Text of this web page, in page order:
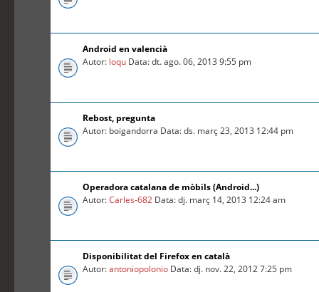
Android en valencià
Autor: loqu Data: dt. ago. 06, 2013 9:55 pm
Rebost, pregunta
Autor: boigandorra Data: ds. març 23, 2013 12:44 pm
Operadora catalana de mòbils (Android...)
Autor:Carles-682 Data: dj. març 14, 2013 12:24 am
Disponibilitat del Firefox en català
Autor:antoniopolonio Data: dj. nov. 22, 2012 7:25 pm